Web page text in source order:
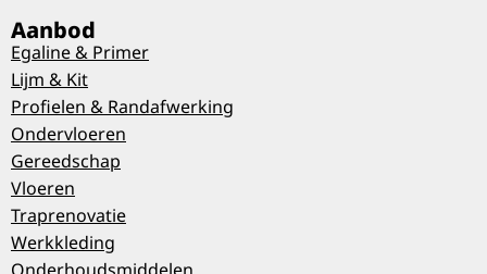
Aanbod
Egaline & Primer
Lijm & Kit
Profielen & Randafwerking
Ondervloeren
Gereedschap
Vloeren
Traprenovatie
Werkkleding